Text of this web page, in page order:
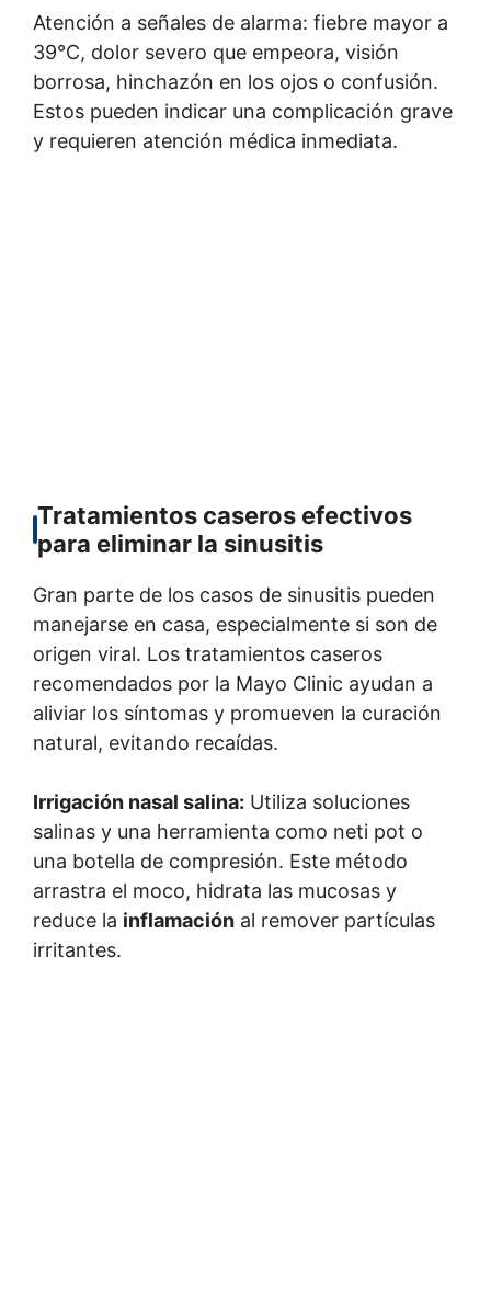
Atención a señales de alarma: fiebre mayor a
39°C, dolor severo que empeora, visión
borrosa, hinchazón en los ojos o confusión.
Estos pueden indicar una complicación grave
y requieren atención médica inmediata.
Tratamientos caseros efectivos
para eliminar la sinusitis
Gran parte de los casos de sinusitis pueden
manejarse en casa, especialmente si son de
origen viral. Los tratamientos caseros
recomendados por la Mayo Clinic ayudan a
aliviar los síntomas y promueven la curación
natural, evitando recaídas.
Irrigación nasal salina: Utiliza soluciones
salinas y una herramienta como neti pot o
una botella de compresión. Este método
arrastra el moco, hidrata las mucosas y
reduce la inflamación al remover partículas
irritantes.